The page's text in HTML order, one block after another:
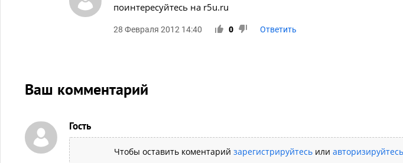
поинтересуйтесь на r5u.ru
28 Февраля 2012 14:40 0 Ответить
Ваш комментарий
Гость
Чтобы оставить коментарий зарегистрируйтесьили авторизируйтесь